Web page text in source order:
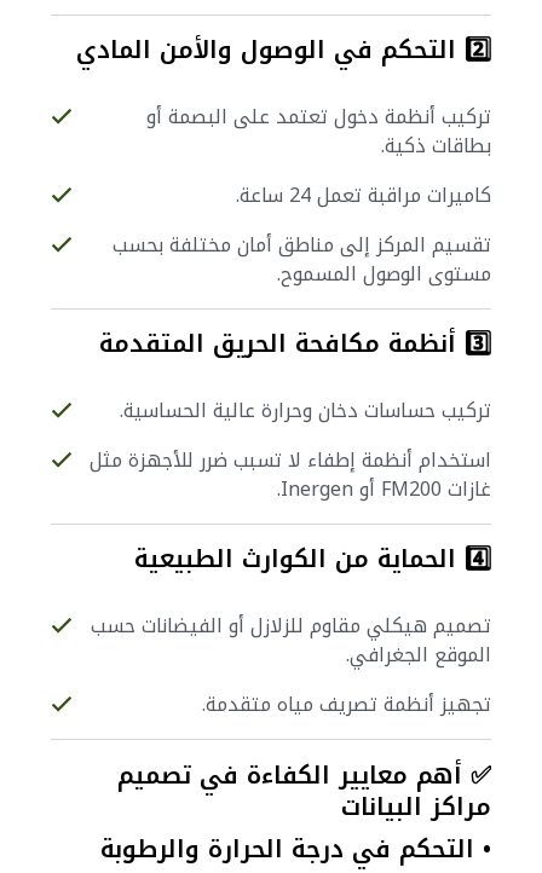
2️⃣ التحكم في الوصول والأمن المادي
تركيب أنظمة دخول تعتمد على البصمة أو
بطاقات ذكية.
كاميرات مراقبة تعمل 24 ساعة.
تقسيم المركز إلى مناطق أمان مختلفة بحسب
مستوى الوصول المسموح.
3️⃣ أنظمة مكافحة الحريق المتقدمة
تركيب حساسات دخان وحرارة عالية الحساسية.
استخدام أنظمة إطفاء لا تسبب ضرر للأجهزة مثل
غازات FM200 أو Inergen.
4️⃣ الحماية من الكوارث الطبيعية
تصميم هيكلي مقاوم للزلازل أو الفيضانات حسب
الموقع الجغرافي.
تجهيز أنظمة تصريف مياه متقدمة.
✅ أهم معايير الكفاءة في تصميم
مراكز البيانات
• التحكم في درجة الحرارة والرطوبة